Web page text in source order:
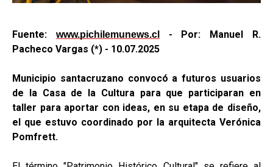
Fuente: www.pichilemunews.cl
- Por: Manuel R.
Pacheco Vargas (*) - 10.07.2025
Municipio santacruzano convocó a futuros usuarios
de la Casa de la Cultura para que participaran en
taller para aportar con ideas, en su etapa de diseño,
el que estuvo coordinado por la arquitecta Verónica
Pomfrett.